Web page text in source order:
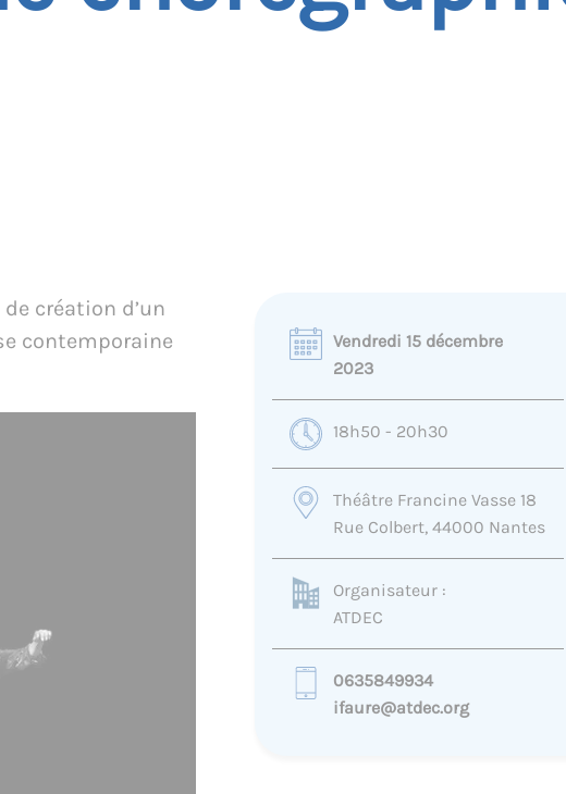
création d’un
contemporaine
Vendredi 15 décembre
2023
18h50 - 20h30
Théâtre Francine Vasse 18
Rue Colbert, 44000 Nantes
Organisateur :
ATDEC
0635849934
ifaure@atdec.org